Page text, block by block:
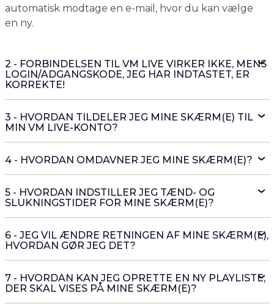
automatisk modtage en e-mail, hvor du kan vælge
en ny.
2 - FORBINDELSEN TIL VM LIVE VIRKER IKKE, MENS
LOGIN/ADGANGSKODE, JEG HAR INDTASTET, ER
KORREKTE!
3 - HVORDAN TILDELER JEG MINE SKÆRM(E) TIL
MIN VM LIVE-KONTO?
4 - HVORDAN OMDAVNER JEG MINE SKÆRM(E)?
5 - HVORDAN INDSTILLER JEG TÆND- OG
SLUKNINGSTIDER FOR MINE SKÆRM(E)?
6 - JEG VIL ÆNDRE RETNINGEN AF MINE SKÆRM(E),
HVORDAN GØR JEG DET?
7 - HVORDAN KAN JEG OPRETTE EN NY PLAYLISTE,
DER SKAL VISES PÅ MINE SKÆRM(E)?